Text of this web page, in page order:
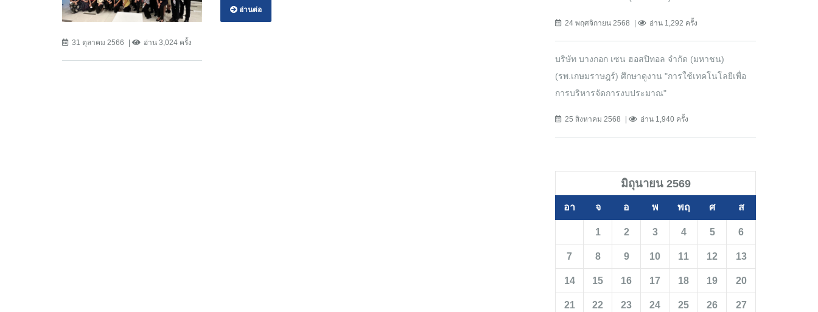
31 ตุลาคม 2566 อ่าน 3,024 ครั้ง
อ่านต่อ
24 พฤศจิกายน 2568 อ่าน 1,292 ครั้ง
บริษัท บางกอก เซน ฮอสปิทอล จำกัด (มหาชน)
(รพ.เกษมราษฎร์) ศึกษาดูงาน "การใช้เทคโนโลยีเพื่อ
การบริหารจัดการงบประมาณ"
25 สิงหาคม 2568 อ่าน 1,940 ครั้ง
มิถุนายน 2569
อา จ อ พ พฤ ศ ส
1 2 3 4 5 6
7 8 9 10 11 12 13
14 15 16 17 18 19 20
21 22 23 24 25 26 27